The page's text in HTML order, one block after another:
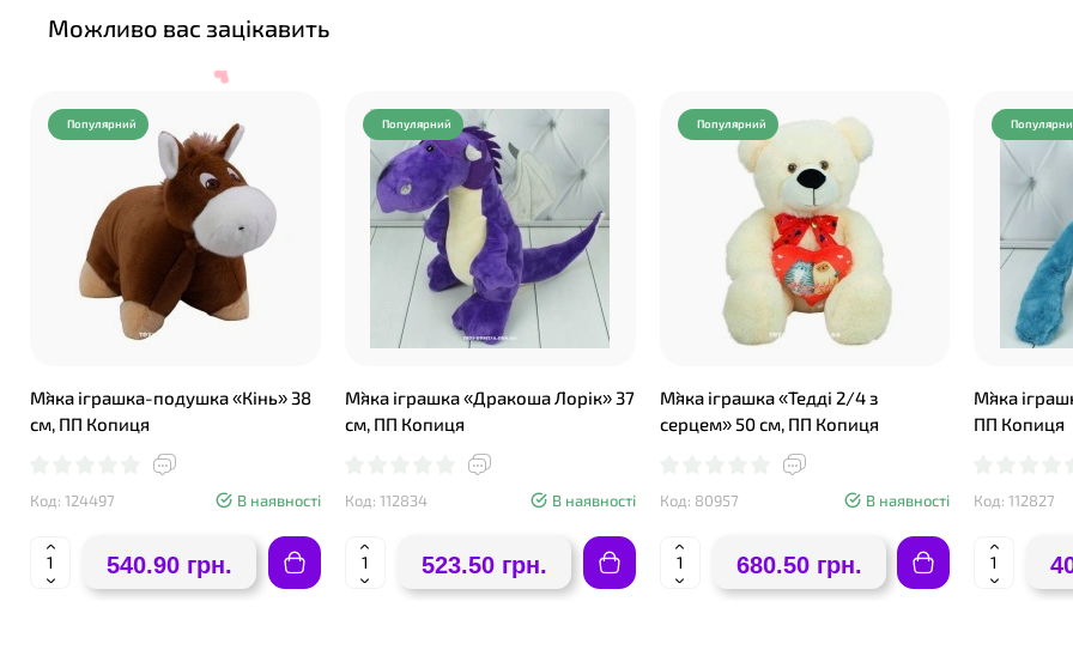
Можливо вас зацікавить
Популярний
М`яка іграшка-подушка «Кінь» 38
см, ПП Копиця
Код: 124497 В наявності
540.90 грн.
Популярний
М`яка іграшка «Дракоша Лорік» 37
см, ПП Копиця
Код: 112834 В наявності
523.50 грн.
Популярний
М`яка іграшка «Тедді 2/4 з
серцем» 50 см, ПП Копиця
Код: 80957 В наявності
680.50 грн.
М`яка
ПП Копиця
Код: 112827
❤